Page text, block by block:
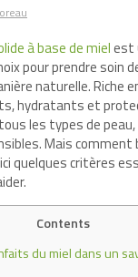
à base de mielest
pour prendre soin
naturelle. Riche
hydratants et
les types de
Mais comment
quelques critères
Contents
du miel dans un